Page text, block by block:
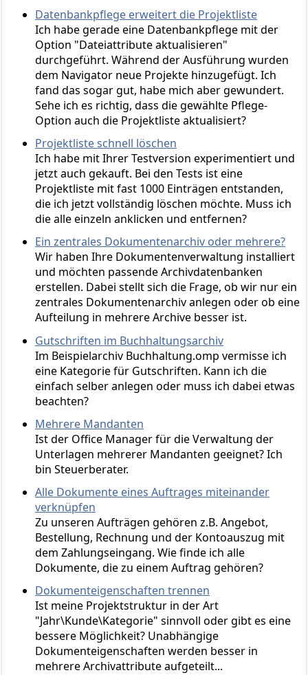
Datenbankpflege erweitert die Projektliste
Ich habe gerade eine Datenbankpflege mit der
Option "Dateiattribute aktualisieren"
durchgeführt. Während der Ausführung wurden
dem Navigator neue Projekte hinzugefügt. Ich
fand das sogar gut, habe mich aber gewundert.
Sehe ich es richtig, dass die gewählte Pflege-
Option auch die Projektliste aktualisiert?
Projektliste schnell löschen
Ich habe mit Ihrer Testversion experimentiert und
jetzt auch gekauft. Bei den Tests ist eine
Projektliste mit fast 1000 Einträgen entstanden,
die ich jetzt vollständig löschen möchte. Muss ich
die alle einzeln anklicken und entfernen?
Ein zentrales Dokumentenarchiv oder mehrere?
Wir haben Ihre Dokumentenverwaltung installiert
und möchten passende Archivdatenbanken
erstellen. Dabei stellt sich die Frage, ob wir nur ein
zentrales Dokumentenarchiv anlegen oder ob eine
Aufteilung in mehrere Archive besser ist.
Gutschriften im Buchhaltungsarchiv
Im Beispielarchiv Buchhaltung.omp vermisse ich
eine Kategorie für Gutschriften. Kann ich die
einfach selber anlegen oder muss ich dabei etwas
beachten?
Mehrere Mandanten
Ist der Office Manager für die Verwaltung der
Unterlagen mehrerer Mandanten geeignet? Ich
bin Steuerberater.
Alle Dokumente eines Auftrages miteinander
verknüpfen
Zu unseren Aufträgen gehören z.B. Angebot,
Bestellung, Rechnung und der Kontoauszug mit
dem Zahlungseingang. Wie finde ich alle
Dokumente, die zu einem Auftrag gehören?
Dokumenteigenschaften trennen
Ist meine Projektstruktur in der Art
"Jahr\Kunde\Kategorie" sinnvoll oder gibt es eine
bessere Möglichkeit? Unabhängige
Dokumenteigenschaften werden besser in
mehrere Archivattribute aufgeteilt...